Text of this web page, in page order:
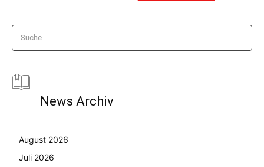
Suche
News Archiv
August 2026
Juli 2026